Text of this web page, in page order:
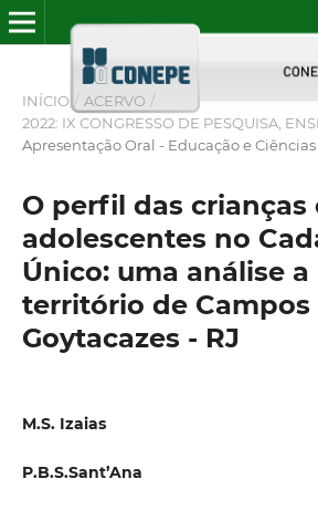
INÍCIO / ACERVO /
2022: IX CONGRESSO DE PESQUISA,
Apresentação Oral - Educação e Ciências
O perfil das crianças
adolescentes no
Único: uma análise
território de Campos
Goytacazes - RJ
M.S. Izaias
P.B.S.Sant’Ana